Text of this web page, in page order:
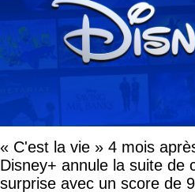
« C'est la vie » 4 mois
Disney+ annule la suite de
surprise avec un score de